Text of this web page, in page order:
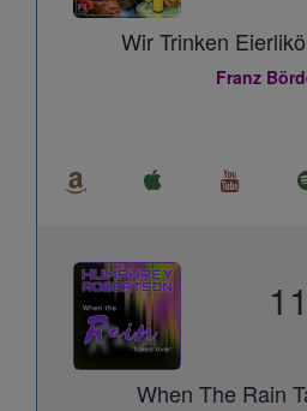
Wir Trinken
Franz
11
When The Rain